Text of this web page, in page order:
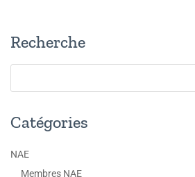
Recherche
Catégories
NAE
Membres NAE